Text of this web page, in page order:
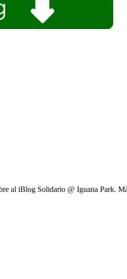
al iBlog Solidario @ Iguana Park.